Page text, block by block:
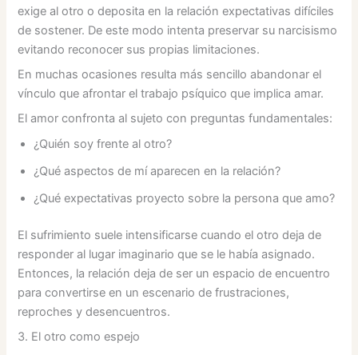
exige al otro o deposita en la relación expectativas difíciles
de sostener. De este modo intenta preservar su narcisismo
evitando reconocer sus propias limitaciones.
En muchas ocasiones resulta más sencillo abandonar el
vínculo que afrontar el trabajo psíquico que implica amar.
El amor confronta al sujeto con preguntas fundamentales:
¿Quién soy frente al otro?
¿Qué aspectos de mí aparecen en la relación?
¿Qué expectativas proyecto sobre la persona que amo?
El sufrimiento suele intensificarse cuando el otro deja de
responder al lugar imaginario que se le había asignado.
Entonces, la relación deja de ser un espacio de encuentro
para convertirse en un escenario de frustraciones,
reproches y desencuentros.
3. El otro como espejo